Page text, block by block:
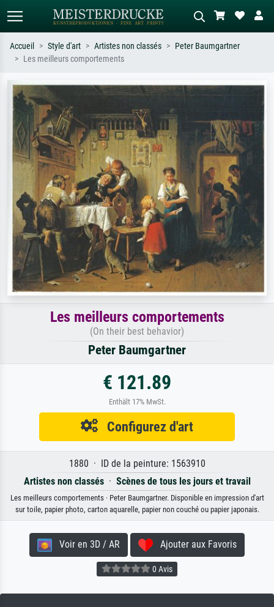
Recherchez par artiste, titre ou style –
ex. Monet, Nuit étoilée,
impressionnisme, vague de Hokusai,
nu.
Décrivez la scène – ex. prairie verte,
tableau sombre, nu debout près d'un
arbre.
Accueil Style d'art Artistes non classés
Peter Baumgartner
Les meilleurs comportements
Les meilleurs comportements
(On their best behavior)
Peter Baumgartner
€ 121.89
Enthält 17% MwSt.
Configurez d'art
1880 · ID de la peinture: 1563910
Artistes non classés· Scènes de tous les jours et travail
Les meilleurs comportements · Peter Baumgartner. Disponible en impression d'art
sur toile, papier photo, carton aquarelle, papier non couché ou papier japonais.
Voir en 3D / AR Ajouter aux Favoris
0 Avis